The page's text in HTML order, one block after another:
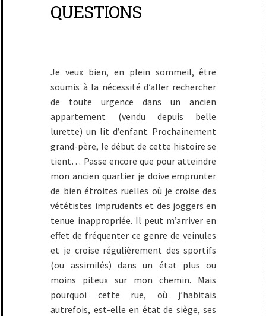
QUESTIONS
Je veux bien, en plein sommeil, être
soumis à la nécessité d’aller rechercher
de toute urgence dans un ancien
appartement (vendu depuis belle
lurette) un lit d’enfant. Prochainement
grand-père, le début de cette histoire se
tient… Passe encore que pour atteindre
mon ancien quartier je doive emprunter
de bien étroites ruelles où je croise des
vététistes imprudents et des joggers en
tenue inappropriée. Il peut m’arriver en
effet de fréquenter ce genre de veinules
et je croise régulièrement des sportifs
(ou assimilés) dans un état plus ou
moins piteux sur mon chemin. Mais
pourquoi cette rue, où j’habitais
autrefois, est-elle en état de siège, ses